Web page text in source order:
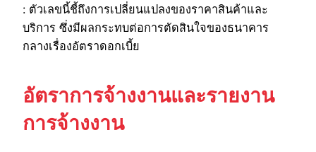
: ตัวเลขนี้ชี้ถึงการเปลี่ยนแปลงของราคาสินค้าและ
บริการ ซึ่งมีผลกระทบต่อการตัดสินใจของธนาคาร
กลางเรื่องอัตราดอกเบี้ย
อัตราการจ้างงานและรายงาน
การจ้างงาน